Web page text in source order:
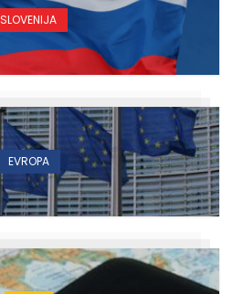
SLOVENIJA
EVROPA